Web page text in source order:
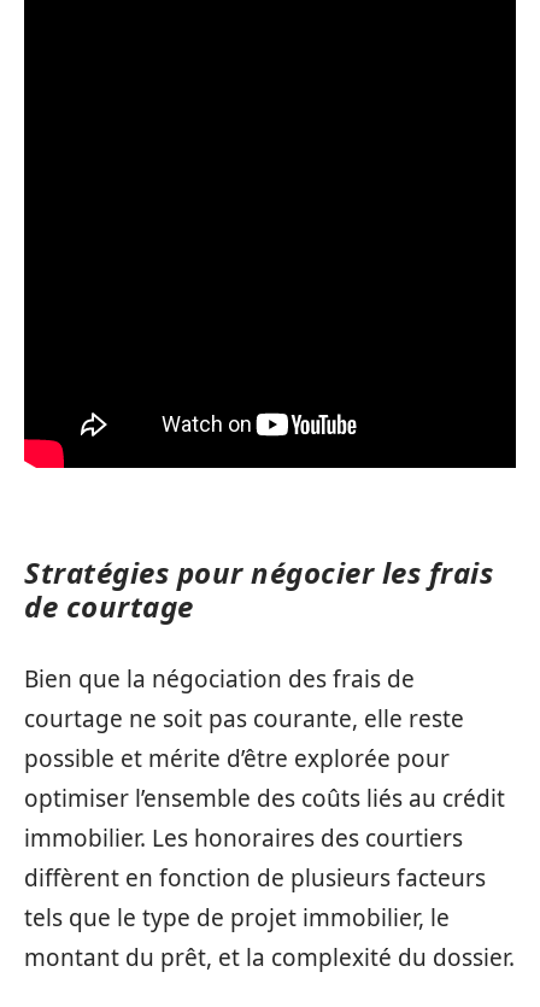
Stratégies pour négocier les frais
de courtage
Bien que la négociation des frais de
courtage ne soit pas courante, elle reste
possible et mérite d’être explorée pour
optimiser l’ensemble des coûts liés au crédit
immobilier. Les honoraires des courtiers
diffèrent en fonction de plusieurs facteurs
tels que le type de projet immobilier, le
montant du prêt, et la complexité du dossier.